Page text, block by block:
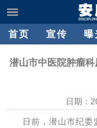
首页 宣传 曝
潜山市中医院肿瘤
日期：
日前，潜山市纪